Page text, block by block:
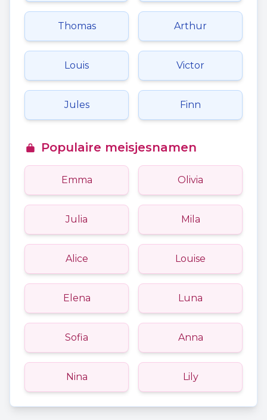
Thomas Arthur
Louis Victor
Jules Finn
Populaire meisjesnamen
Emma Olivia
Julia Mila
Alice Louise
Elena Luna
Sofia Anna
Nina Lily